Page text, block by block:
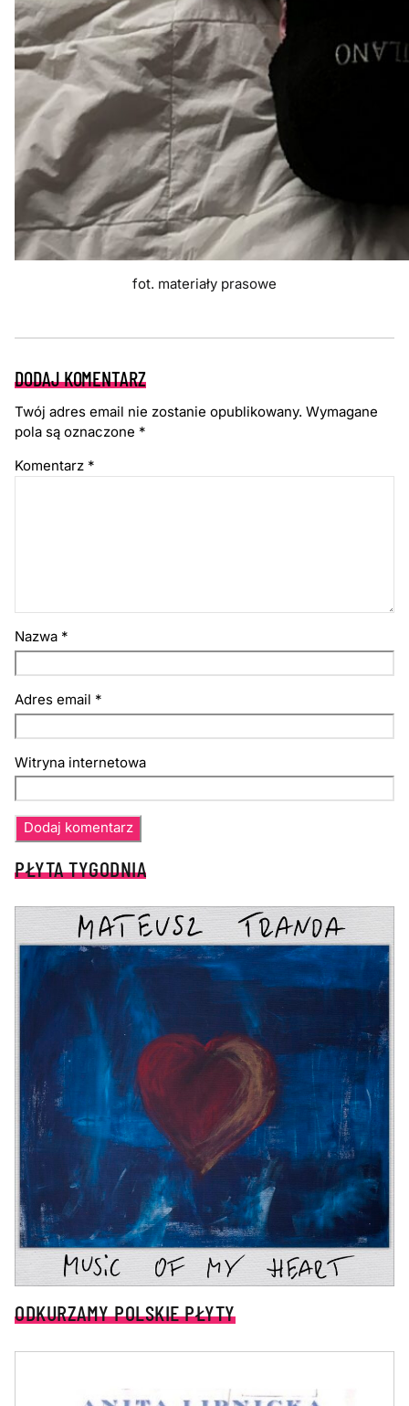
fot. materiały prasowe
DODAJ KOMENTARZ
Twój adres email nie zostanie opublikowany. Wymagane
pola są oznaczone *
Komentarz *
Nazwa *
Adres email *
Witryna internetowa
PŁYTA TYGODNIA
ODKURZAMY POLSKIE PŁYTY